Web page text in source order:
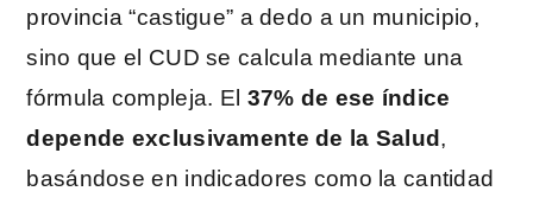
provincia “castigue” a dedo a un municipio,
sino que el CUD se calcula mediante una
fórmula compleja. El 37% de ese índice
depende exclusivamente de la Salud,
basándose en indicadores como la cantidad